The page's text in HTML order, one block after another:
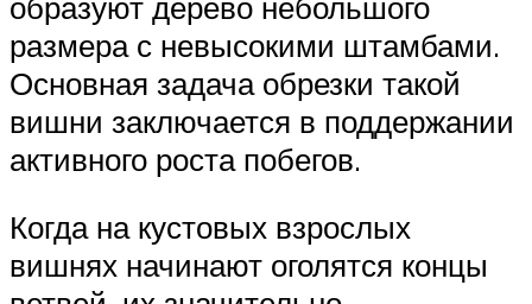
размера с невысокими штамбами.
Основная задача обрезки такой
вишни заключается в поддержании
активного роста побегов.
Когда на кустовых взрослых
вишнях начинают оголятся концы